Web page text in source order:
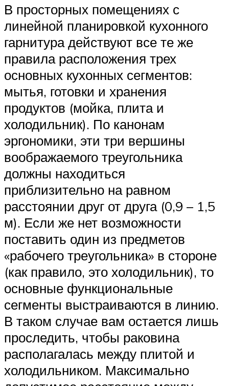
В просторных помещениях с
линейной планировкой кухонного
гарнитура действуют все те же
правила расположения трех
основных кухонных сегментов:
мытья, готовки и хранения
продуктов (мойка, плита и
холодильник). По канонам
эргономики, эти три вершины
воображаемого треугольника
должны находиться
приблизительно на равном
расстоянии друг от друга (0,9 – 1,5
м). Если же нет возможности
поставить один из предметов
«рабочего треугольника» в стороне
(как правило, это холодильник), то
основные функциональные
сегменты выстраиваются в линию.
В таком случае вам остается лишь
проследить, чтобы раковина
располагалась между плитой и
холодильником. Максимально